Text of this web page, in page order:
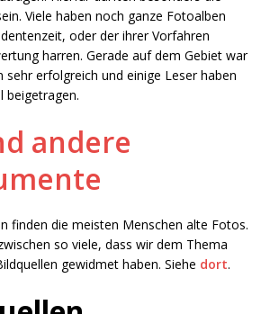
Viele haben noch ganze Fotoalben
oder der ihrer Vorfahren
harren. Gerade auf dem Gebiet war
sehr erfolgreich und einige Leser haben
beigetragen.
andere
finden die meisten Menschen alte Fotos.
so viele, dass wir dem Thema
gewidmet haben. Siehe dort.